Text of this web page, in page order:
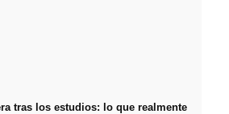
tras los estudios: lo que realmente